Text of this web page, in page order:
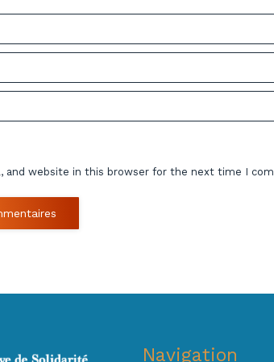
and website in this browser for the next time I
Navigation